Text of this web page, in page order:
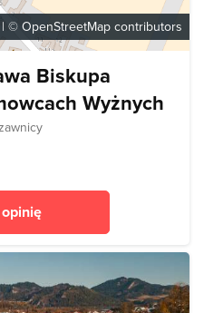
| © OpenStreetMap contributors
Biskupa
Wyżnych